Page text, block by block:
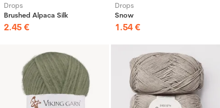
Drops
Brushed Alpaca Silk
2.45 €
Drops
Snow
1.54 €